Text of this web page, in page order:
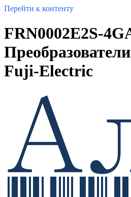
Перейти к контенту
FRN0002E2S-
Fuji-Electric